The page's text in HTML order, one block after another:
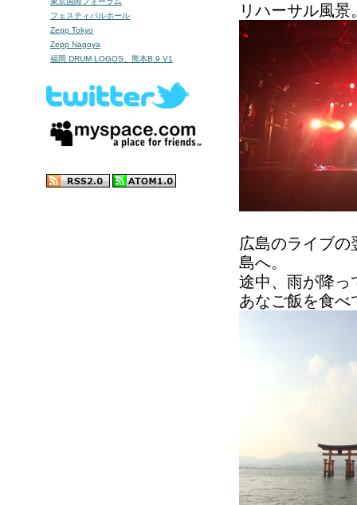
フェスティバルホール
Zepp Tokyo
Zepp Nagoya
福岡 DRUM LOGOS、熊本B.9 V1
リハーサル風景
広島のライブ
島へ。
途中、雨が降っ
あなご飯を食べ